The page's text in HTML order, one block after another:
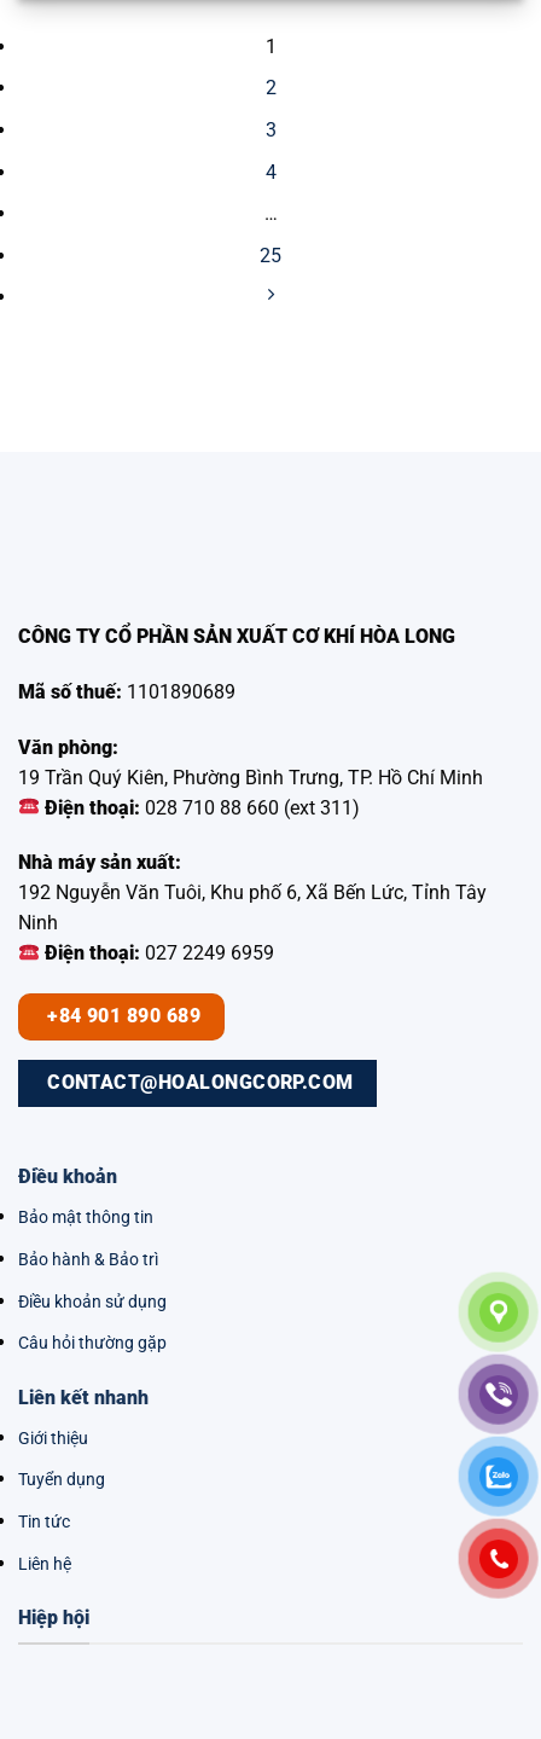
1
2
3
4
…
25
CÔNG TY CỔ PHẦN SẢN XUẤT CƠ KHÍ HÒA LONG
Mã số thuế: 1101890689
Văn phòng:
19 Trần Quý Kiên, Phường Bình Trưng, TP. Hồ Chí Minh
Điện thoại: 028 710 88 660 (ext 311)
Nhà máy sản xuất:
192 Nguyễn Văn Tuôi, Khu phố 6, Xã Bến Lức, Tỉnh Tây
Ninh
Điện thoại: 027 2249 6959
+84 901 890 689
CONTACT@HOALONGCORP.COM
Điều khoản
Bảo mật thông tin
Bảo hành & Bảo trì
Điều khoản sử dụng
Câu hỏi thường gặp
Liên kết nhanh
Giới thiệu
Tuyển dụng
Tin tức
Liên hệ
Hiệp hội